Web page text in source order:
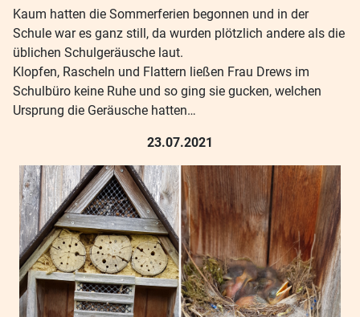
Kaum hatten die Sommerferien begonnen und in der
Schule war es ganz still, da wurden plötzlich andere als die
üblichen Schulgeräusche laut.
Klopfen, Rascheln und Flattern ließen Frau Drews im
Schulbüro keine Ruhe und so ging sie gucken, welchen
Ursprung die Geräusche hatten…
23.07.2021